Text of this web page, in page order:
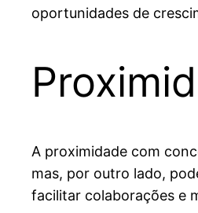
oportunidades de
A proximidade com
mas, por outro lado,
facilitar colaborações e